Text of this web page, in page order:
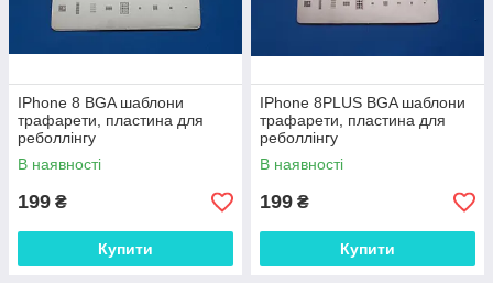
IPhone 8 BGA шаблони
трафарети, пластина для
реболлінгу
В наявності
199 ₴
Купити
IPhone 8PLUS BGA шаблони
трафарети, пластина для
реболлінгу
В наявності
199 ₴
Купити